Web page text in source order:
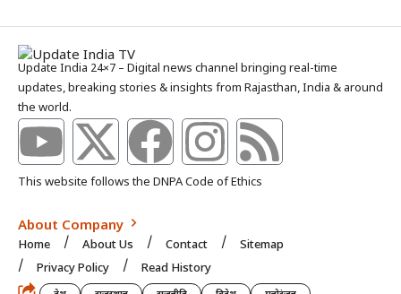
Update India 24×7 – Digital news channel bringing real-time
updates, breaking stories & insights from Rajasthan, India & around
the world.
This website follows the DNPA Code of Ethics
About Company
Home About Us Contact
Sitemap
Privacy Policy
Read History